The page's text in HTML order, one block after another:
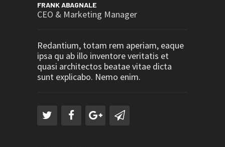
FRANK ABAGNALE
CEO & Marketing Manager
Redantium, totam rem aperiam, eaque
ipsa qu ab illo inventore veritatis et
quasi architectos beatae vitae dicta
sunt explicabo. Nemo enim.